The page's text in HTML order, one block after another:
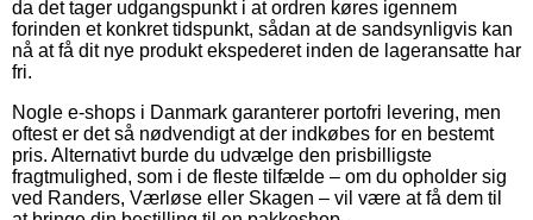
da det tager udgangspunkt i at ordren køres igennem
forinden et konkret tidspunkt, sådan at de sandsynligvis kan
nå at få dit nye produkt ekspederet inden de lageransatte har
fri.
Nogle e-shops i Danmark garanterer portofri levering, men
oftest er det så nødvendigt at der indkøbes for en bestemt
pris. Alternativt burde du udvælge den prisbilligste
fragtmulighed, som i de fleste tilfælde – om du opholder sig
ved Randers, Værløse eller Skagen – vil være at få dem til